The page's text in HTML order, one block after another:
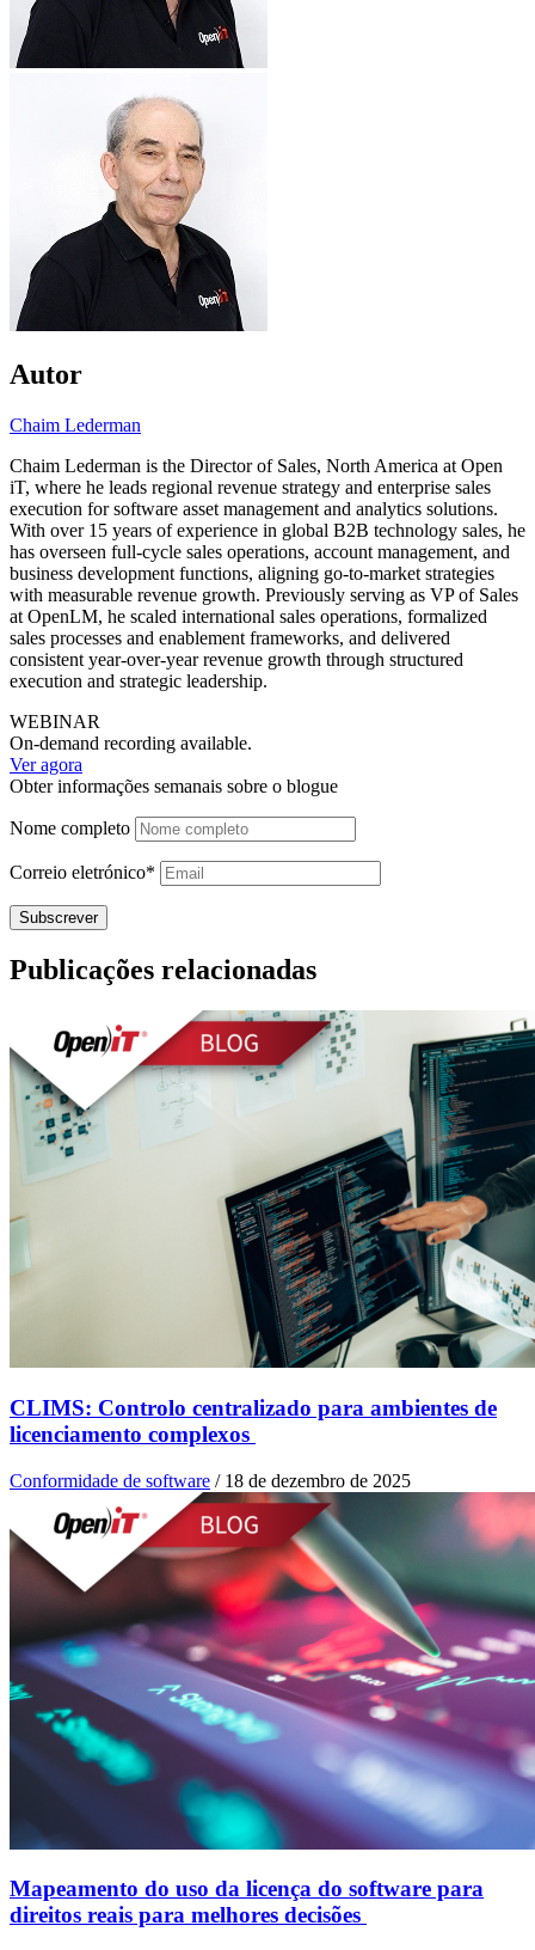
Autor
Chaim Lederman
Chaim Lederman is the Director of Sales, North America at Open
iT, where he leads regional revenue strategy and enterprise sales
execution for software asset management and analytics solutions.
With over 15 years of experience in global B2B technology sales, he
has overseen full-cycle sales operations, account management, and
business development functions, aligning go-to-market strategies
with measurable revenue growth. Previously serving as VP of Sales
at OpenLM, he scaled international sales operations, formalized
sales processes and enablement frameworks, and delivered
consistent year-over-year revenue growth through structured
execution and strategic leadership.
WEBINAR
On-demand recording available.
Ver agora
Obter informações semanais sobre o blogue
Nome completo
Correio eletrónico*
Publicações relacionadas
CLIMS: Controlo centralizado para ambientes de
licenciamento complexos
Conformidade de software / 18 de dezembro de 2025
Mapeamento do uso da licença do software para
direitos reais para melhores decisões